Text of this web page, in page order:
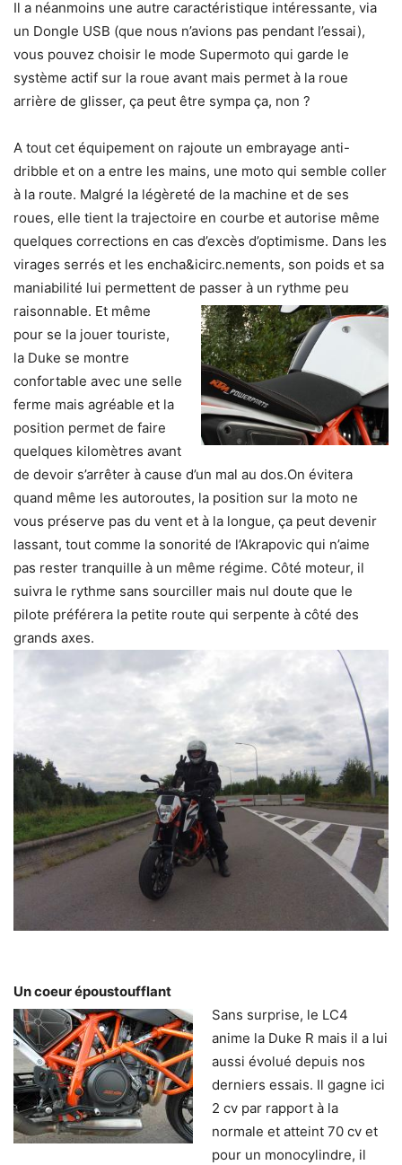
Il a néanmoins une autre caractéristique intéressante, via
un Dongle USB (que nous n’avions pas pendant l’essai),
vous pouvez choisir le mode Supermoto qui garde le
système actif sur la roue avant mais permet à la roue
arrière de glisser, ça peut être sympa ça, non ?
A tout cet équipement on rajoute un embrayage anti-
dribble et on a entre les mains, une moto qui semble coller
à la route. Malgré la légèreté de la machine et de ses
roues, elle tient la trajectoire en courbe et autorise même
quelques corrections en cas d’excès d’optimisme. Dans les
virages serrés et les encha&icirc.nements, son poids et sa
maniabilité lui permettent de passer à un rythme peu
raisonnable. Et même
pour se la jouer touriste,
la Duke se montre
confortable avec une selle
ferme mais agréable et la
position permet de faire
quelques kilomètres avant
de devoir s’arrêter à cause d’un mal au dos.On évitera
quand même les autoroutes, la position sur la moto ne
vous préserve pas du vent et à la longue, ça peut devenir
lassant, tout comme la sonorité de l’Akrapovic qui n’aime
pas rester tranquille à un même régime. Côté moteur, il
suivra le rythme sans sourciller mais nul doute que le
pilote préférera la petite route qui serpente à côté des
grands axes.
Un coeur époustoufflant
Sans surprise, le LC4
anime la Duke R mais il a lui
aussi évolué depuis nos
derniers essais. Il gagne ici
2 cv par rapport à la
normale et atteint 70 cv et
pour un monocylindre, il